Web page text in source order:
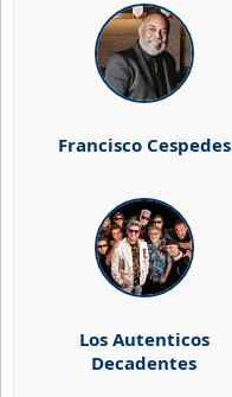
Francisco Cespedes
Los Autenticos
Decadentes